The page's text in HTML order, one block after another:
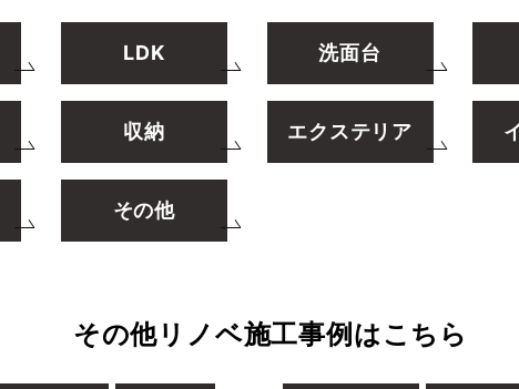
LDK 洗面台
収納 エクステリア
その他
その他リノベ施工事例はこちら